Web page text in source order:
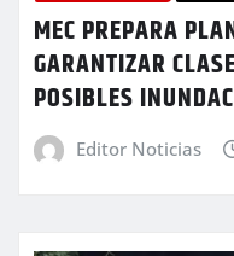
MEC PREPARA
GARANTIZAR
POSIBLES
Editor Noticias